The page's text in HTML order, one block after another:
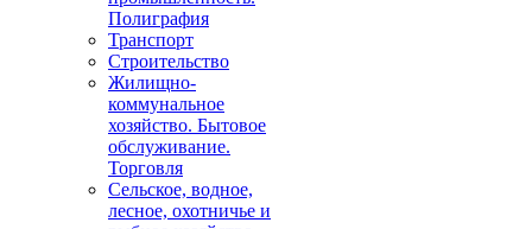
Полиграфия
Транспорт
Строительство
Жилищно-
коммунальное
хозяйство. Бытовое
обслуживание.
Торговля
Сельское, водное,
лесное, охотничье и